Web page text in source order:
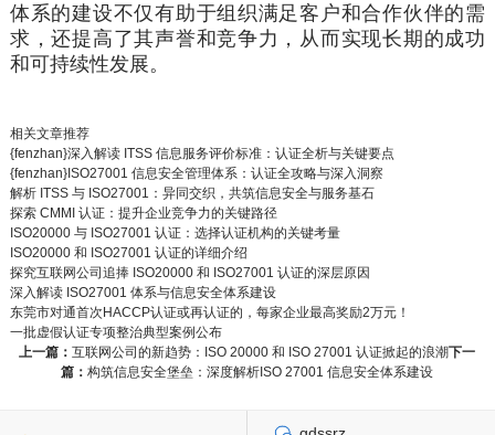
体系的建设不仅有助于组织满足客户和合作伙伴的需
求，还提高了其声誉和竞争力，从而实现长期的成功
和可持续性发展。
相关文章推荐
{fenzhan}深入解读 ITSS 信息服务评价标准：认证全析与关键要点
{fenzhan}ISO27001 信息安全管理体系：认证全攻略与深入洞察
解析 ITSS 与 ISO27001：异同交织，共筑信息安全与服务基石
探索 CMMI 认证：提升企业竞争力的关键路径
ISO20000 与 ISO27001 认证：选择认证机构的关键考量
ISO20000 和 ISO27001 认证的详细介绍
探究互联网公司追捧 ISO20000 和 ISO27001 认证的深层原因
深入解读 ISO27001 体系与信息安全体系建设
东莞市对通首次HACCP认证或再认证的，每家企业最高奖励2万元！
一批虚假认证专项整治典型案例公布
上一篇：互联网公司的新趋势：ISO 20000 和 ISO 27001 认证掀起的浪潮下一
篇：构筑信息安全堡垒：深度解析ISO 27001 信息安全体系建设